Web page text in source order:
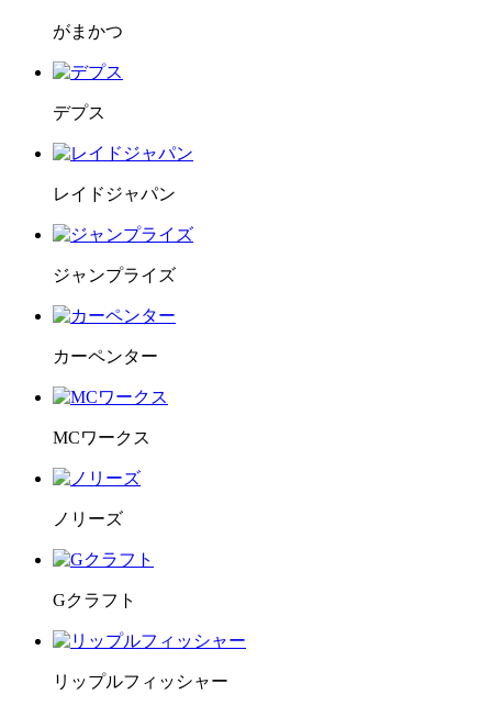
がまかつ
デプス
レイドジャパン
ジャンプライズ
カーペンター
MCワークス
ノリーズ
Gクラフト
リップルフィッシャー